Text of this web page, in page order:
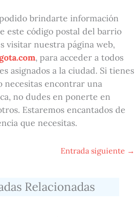
brindarte información
este código postal del barrio
visitar nuestra página web,
, para acceder a todos
asignados a la ciudad. Si tienes
necesitas encontrar una
no dudes en ponerte en
Estaremos encantados de
que necesitas.
Entrada siguiente →
Relacionadas